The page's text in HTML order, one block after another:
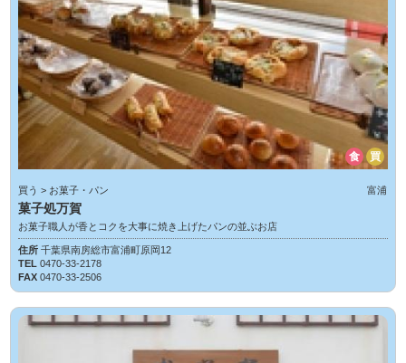
食 買
買う > お菓子・パン 富浦
菓子処万賀
お菓子職人が香とコクを大事に焼き上げたパンの並ぶお店
住所千葉県南房総市富浦町原岡12
TEL0470-33-2178
FAX0470-33-2506